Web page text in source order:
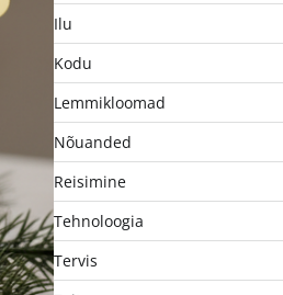
Ilu
Kodu
Lemmikloomad
Nõuanded
Reisimine
Tehnoloogia
Tervis